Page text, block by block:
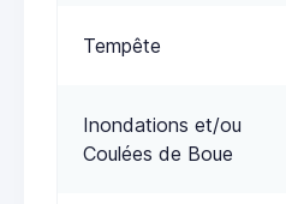
Tempête
Inondations et/ou
Coulées de Boue